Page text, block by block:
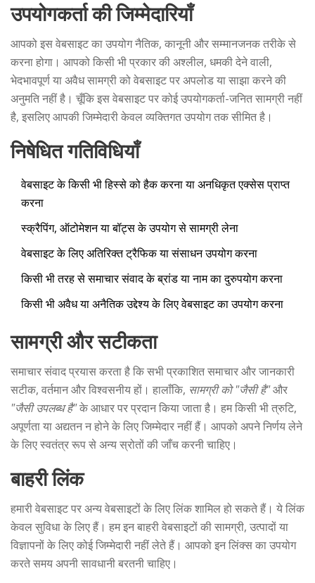
उपयोगकर्ता की जिम्मेदारियाँ
आपको इस वेबसाइट का उपयोग नैतिक, कानूनी और सम्मानजनक तरीके से
करना होगा। आपको किसी भी प्रकार की अश्लील, धमकी देने वाली,
भेदभावपूर्ण या अवैध सामग्री को वेबसाइट पर अपलोड या साझा करने की
अनुमति नहीं है। चूँकि इस वेबसाइट पर कोई उपयोगकर्ता-जनित सामग्री नहीं
है, इसलिए आपकी जिम्मेदारी केवल व्यक्तिगत उपयोग तक सीमित है।
निषेधित गतिविधियाँ
वेबसाइट के किसी भी हिस्से को हैक करना या अनधिकृत एक्सेस प्राप्त
करना
स्क्रैपिंग, ऑटोमेशन या बॉट्स के उपयोग से सामग्री लेना
वेबसाइट के लिए अतिरिक्त ट्रैफिक या संसाधन उपयोग करना
किसी भी तरह से समाचार संवाद के ब्रांड या नाम का दुरुपयोग करना
किसी भी अवैध या अनैतिक उद्देश्य के लिए वेबसाइट का उपयोग करना
सामग्री और सटीकता
समाचार संवाद प्रयास करता है कि सभी प्रकाशित समाचार और जानकारी
सटीक, वर्तमान और विश्वसनीय हों। हालाँकि, सामग्री को "जैसी है"और
"जैसी उपलब्ध है"के आधार पर प्रदान किया जाता है। हम किसी भी त्रुटि,
अपूर्णता या अद्यतन न होने के लिए जिम्मेदार नहीं हैं। आपको अपने निर्णय लेने
के लिए स्वतंत्र रूप से अन्य स्रोतों की जाँच करनी चाहिए।
बाहरी लिंक
हमारी वेबसाइट पर अन्य वेबसाइटों के लिए लिंक शामिल हो सकते हैं। ये लिंक
केवल सुविधा के लिए हैं। हम इन बाहरी वेबसाइटों की सामग्री, उत्पादों या
विज्ञापनों के लिए कोई जिम्मेदारी नहीं लेते हैं। आपको इन लिंक्स का उपयोग
करते समय अपनी सावधानी बरतनी चाहिए।